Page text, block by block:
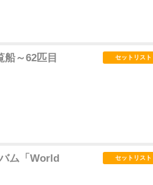
～62匹目 セットリスト
ム「World
セットリスト